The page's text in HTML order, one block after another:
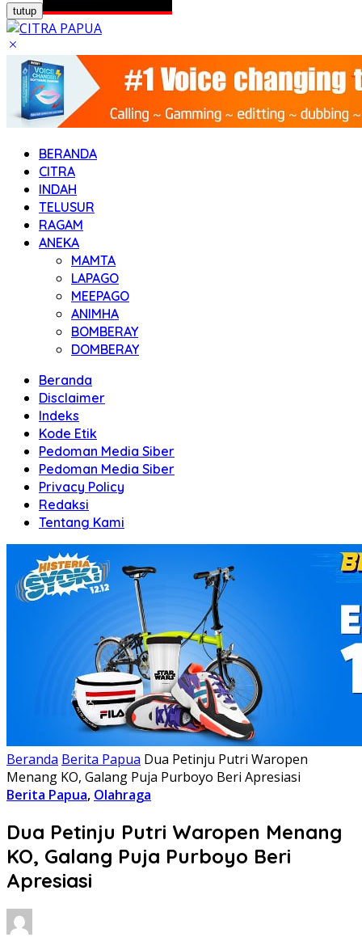
tutup
BERANDA
CITRA
INDAH
TELUSUR
RAGAM
ANEKA
MAMTA
LAPAGO
MEEPAGO
ANIMHA
BOMBERAY
DOMBERAY
Beranda
Disclaimer
Indeks
Kode Etik
Pedoman Media Siber
Pedoman Media Siber
Privacy Policy
Redaksi
Tentang Kami
Beranda Berita Papua Dua Petinju Putri Waropen
Menang KO, Galang Puja Purboyo Beri Apresiasi
Berita Papua, Olahraga
Dua Petinju Putri Waropen Menang
KO, Galang Puja Purboyo Beri
Apresiasi